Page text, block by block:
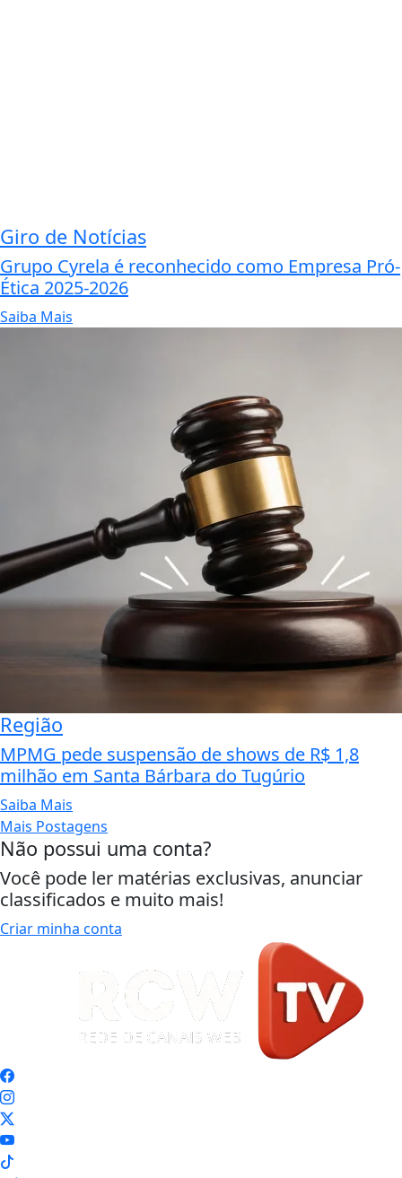
Giro de Notícias
Grupo Cyrela é reconhecido como Empresa Pró-
Ética 2025-2026
Saiba Mais
Região
MPMG pede suspensão de shows de R$ 1,8
milhão em Santa Bárbara do Tugúrio
Saiba Mais
Mais Postagens
Não possui uma conta?
Você pode ler matérias exclusivas, anunciar
classificados e muito mais!
Criar minha conta